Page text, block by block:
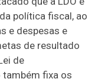
política fiscal, ao
e despesas e
de resultado
de
também fixa os